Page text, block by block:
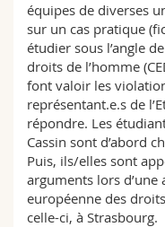
équipes de diverses
sur un cas pratique
étudier sous l’angle
droits de l’homme
font valoir les
représentant.e.s de
répondre. Les
Cassin sont d’abord
Puis, ils/elles sont
arguments lors d’une
européenne des
celle-ci, à Strasbourg.